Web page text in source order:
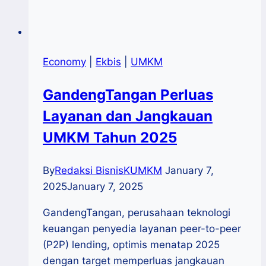
Economy Ekbis UMKM
GandengTangan Perluas
Layanan dan Jangkauan
UMKM Tahun 2025
ByRedaksi BisnisKUMKM January 7,
2025January 7, 2025
GandengTangan, perusahaan teknologi
keuangan penyedia layanan peer-to-peer
(P2P) lending, optimis menatap 2025
dengan target memperluas jangkauan